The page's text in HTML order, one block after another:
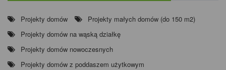
Projekty domów
Projekty małych domów (do 150 m2)
Projekty domów na wąską działkę
Projekty domów nowoczesnych
Projekty domów z poddaszem użytkowym